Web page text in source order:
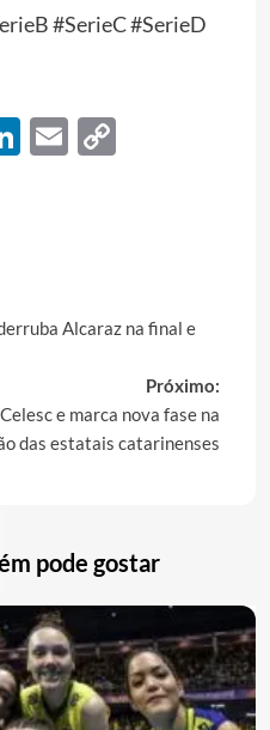
#SerieC #SerieD
LinkedIn
EmailCopy
Alcaraz na final e
Próximo:
e marca nova fase na
das estatais catarinenses
pode gostar